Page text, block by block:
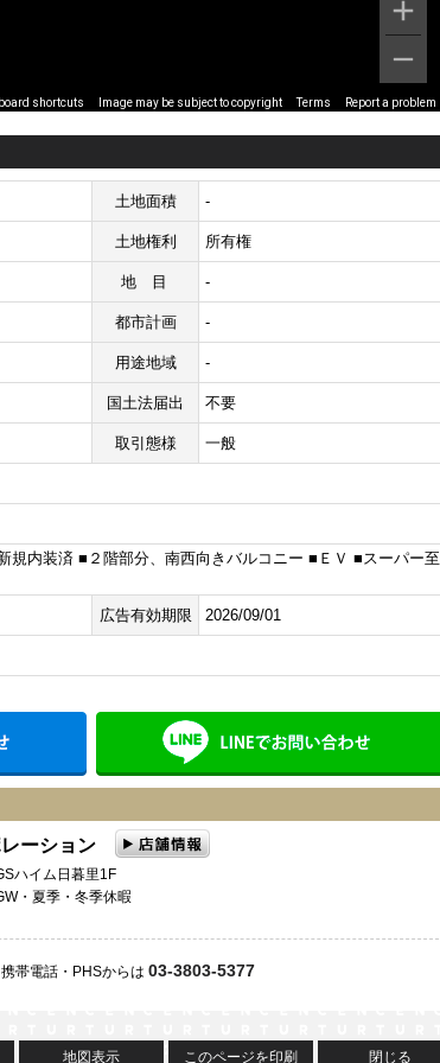
shortcuts Image may be subject to copyright Terms Report a problem
土地面積 -
土地権利 所有権
地目 -
都市計画 -
用途地域 -
国土法届出 不要
取引態様 一般
規内装済 ■２階部分、南西向きバルコニー ■ＥＶ ■スーパー至
広告有効期限 2026/09/01
メールでお問い合わせ
レーション
ハイム日暮里1F
・夏季・冬季休暇
携帯電話・PHSからは 03-3803-5377
地図表示 このページを印刷 閉じる